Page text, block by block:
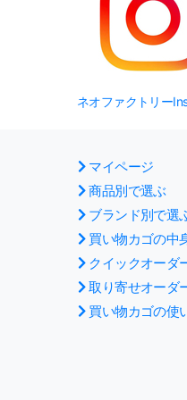
ネオファクトリー
マイページ
商品別で選ぶ
ブランド別で選
買い物カゴの中
クイックオーダ
取り寄せオーダ
買い物カゴの使